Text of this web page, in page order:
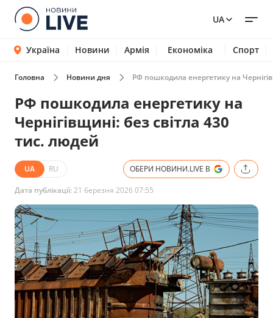
UA
Україна Новини Армія Економіка Спорт
Головна Новини дня РФ пошкодила енергетику на
РФ пошкодила енергетику на
Чернігівщині: без світла 430
тис. людей
UA RU ОБЕРИ НОВИНИ.LIVE В
Дата публікації:21 березня 2026 07:55